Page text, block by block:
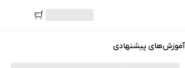
آموزش‌های پیشنهادی